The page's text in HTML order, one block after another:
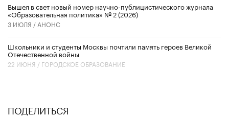
Вышел в свет новый номер научно-публицистического журнала
«Образовательная политика» № 2 (2026)
3 ИЮЛЯ / АНОНС
Школьники и студенты Москвы почтили память героев Великой
Отечественной войны
22 ИЮНЯ / ГОРОДСКОЕ ОБРАЗОВАНИЕ
ПОДЕЛИТЬСЯ